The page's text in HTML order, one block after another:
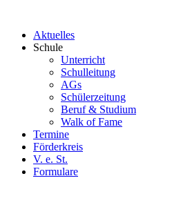
Aktuelles
Schule
Unterricht
Schulleitung
AGs
Schülerzeitung
Beruf & Studium
Walk of Fame
Termine
Förderkreis
V. e. St.
Formulare